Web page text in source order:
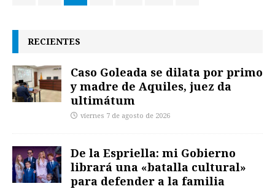
RECIENTES
Caso Goleada se dilata por primo
y madre de Aquiles, juez da
ultimátum
viernes 7 de agosto de 2026
De la Espriella: mi Gobierno
librará una «batalla cultural»
para defender a la familia